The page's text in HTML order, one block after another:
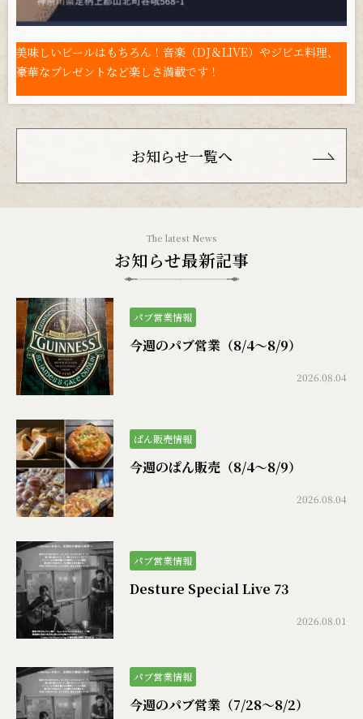
美味しいビールはもちろん！音楽（DJ＆LIVE）やジビエ料理、
豪華なプレゼントなど楽しさ満載です！
お知らせ一覧へ
お知らせ最新記事
パブ営業情報
今週のパブ営業（8/4〜8/9）
2026.08.04
ぱん販売情報
今週のぱん販売（8/4〜8/9）
2026.08.04
パブ営業情報
Desture Special Live 73
2026.08.01
パブ営業情報
今週のパブ営業（7/28〜8/2）